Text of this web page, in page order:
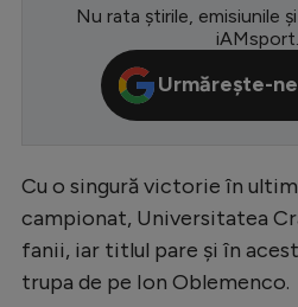
LaLiga
Serie A
Bundesliga
Campionate
Starurile
EURO 2024
Nu rata știrile, emisiunile
Urmărește-
Cu o singură victorie în
campionat, Universitatea
fanii, iar titlul pare și în
trupa de pe Ion Oblemenco.